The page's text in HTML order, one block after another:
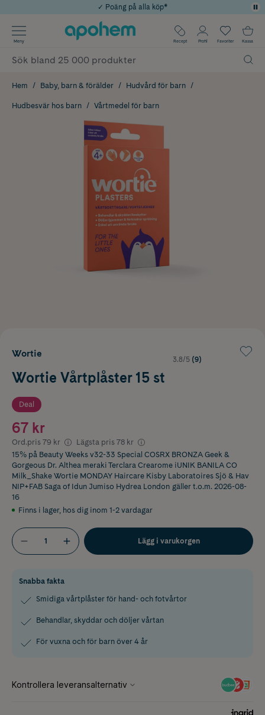
Årets Butik 2025 inom Skönhet
Använd kod: SOMMAR20 för 20% över 649kr
✓ Rådgivning från farmaceuter & hudterapeuter
✓ Poäng på alla köp*
Meny Recept Profil Favoriter Kassa
Hem Baby, barn & förälder Hudvård för barn
Hudbesvär hos barn Vårtmedel för barn
Wortie
3.8/5 (9)
Wortie Vårtplåster 15 st
Deal
67 kr
Ord.pris 79 kr Lägsta pris 78 kr
15% på Beauty Weeks v32-33 Special COSRX BRONZA Geek &
Gorgeous Dr. Althea meraki Terclara Crearome iUNIK BANILA CO
Milk_Shake Wortie MONDAY Haircare Kisby Laboratoires Sjö & Hav
NIP+FAB Saga of Idun Jumiso Hydrea London gäller t.o.m. 2026-08-
16
Finns i lager, hos dig inom 1-2 vardagar
Lägg i varukorgen
Snabba fakta
Smidiga vårtplåster för hand- och fotvårtor
Behandlar, skyddar och döljer vårtan
För vuxna och för barn över 4 år